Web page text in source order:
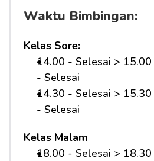
Waktu Bimbingan:
Kelas Sore:
14.00 - Selesai >
- Selesai
14.30 - Selesai >
- Selesai
Kelas Malam
18.00 - Selesai >